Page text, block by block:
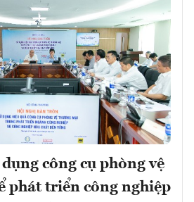
công cụ phòng vệ
phát triển công nghiệp